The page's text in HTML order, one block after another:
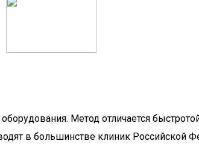
Метод отличается
в большинстве клиник Российской